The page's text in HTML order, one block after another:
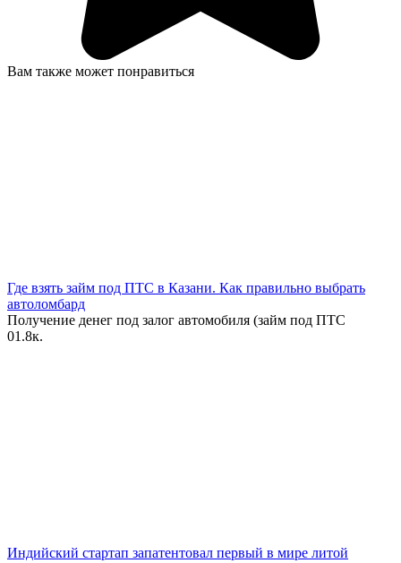
Вам также может понравиться
Где взять займ под ПТС в Казани. Как правильно выбрать
автоломбард
Получение денег под залог автомобиля (займ под ПТС
01.8к.
Индийский стартап запатентовал первый в мире литой